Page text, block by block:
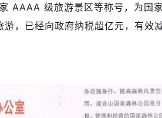
AAAA 级旅游景区等称号，为国
，已经向政府纳税超亿元，有效